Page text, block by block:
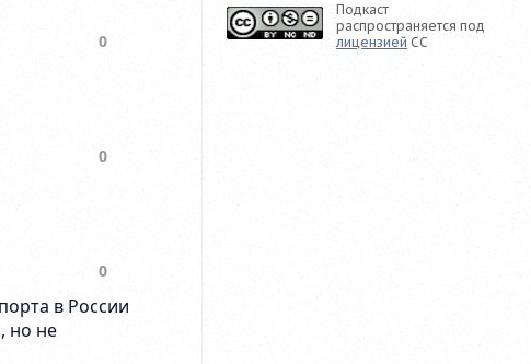
Подкаст
распространяется под
лицензией CC